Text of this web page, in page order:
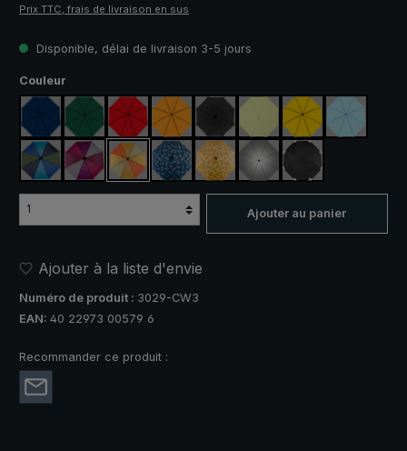
Prix TTC, frais de livraison en sus
Disponible, délai de livraison 3-5 jours
Sélectionnez
Couleur
bleu marinevert foncérouge orange noir vert clairjaune bleu clair
bleu / vertviolet / rouge / gris
orange / jaunebleu / vert à carreaux
jaune / orange à carreaux
argent, protection UV 50+
noir, avec
Ajouter au panier
Ajouter à la liste d'envie
Numéro de produit : 3029-CW3
EAN: 40 22973 00579 6
Recommander ce produit :